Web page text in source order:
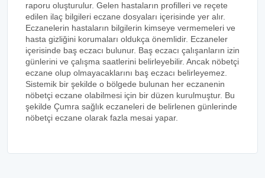
raporu oluşturulur. Gelen hastaların profilleri ve reçete
edilen ilaç bilgileri eczane dosyaları içerisinde yer alır.
Eczanelerin hastaların bilgilerin kimseye vermemeleri ve
hasta gizliğini korumaları oldukça önemlidir. Eczaneler
içerisinde baş eczacı bulunur. Baş eczacı çalışanların izin
günlerini ve çalışma saatlerini belirleyebilir. Ancak nöbetçi
eczane olup olmayacaklarını baş eczacı belirleyemez.
Sistemik bir şekilde o bölgede bulunan her eczanenin
nöbetçi eczane olabilmesi için bir düzen kurulmuştur. Bu
şekilde Çumra sağlık eczaneleri de belirlenen günlerinde
nöbetçi eczane olarak fazla mesai yapar.